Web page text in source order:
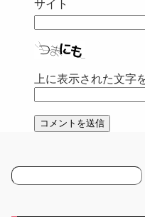
サイト
上に表示された文字
検
索